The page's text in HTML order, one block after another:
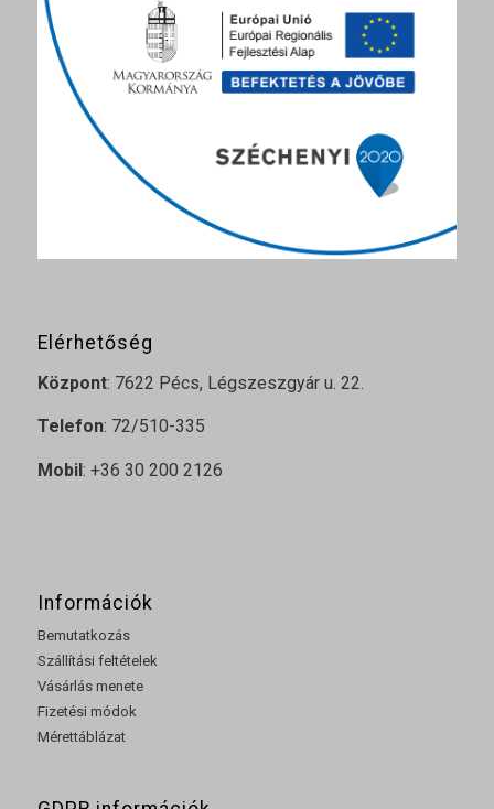
Elérhetőség
Központ: 7622 Pécs, Légszeszgyár u. 22.
Telefon: 72/510-335
Mobil: +36 30 200 2126
Információk
Bemutatkozás
Szállítási feltételek
Vásárlás menete
Fizetési módok
Mérettáblázat